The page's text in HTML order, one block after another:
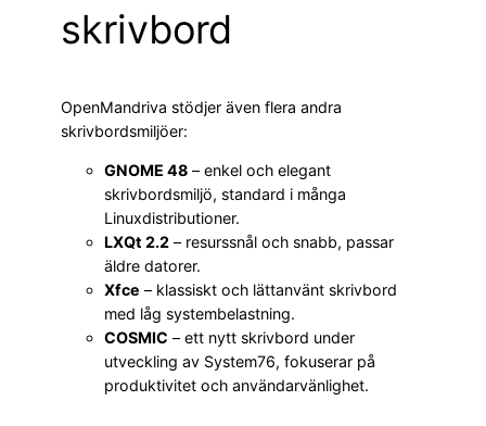
skrivbord
OpenMandriva stödjer även flera andra
skrivbordsmiljöer:
GNOME 48 – enkel och elegant
skrivbordsmiljö, standard i många
Linuxdistributioner.
LXQt 2.2 – resurssnål och snabb, passar
äldre datorer.
Xfce – klassiskt och lättanvänt skrivbord
med låg systembelastning.
COSMIC – ett nytt skrivbord under
utveckling av System76, fokuserar på
produktivitet och användarvänlighet.